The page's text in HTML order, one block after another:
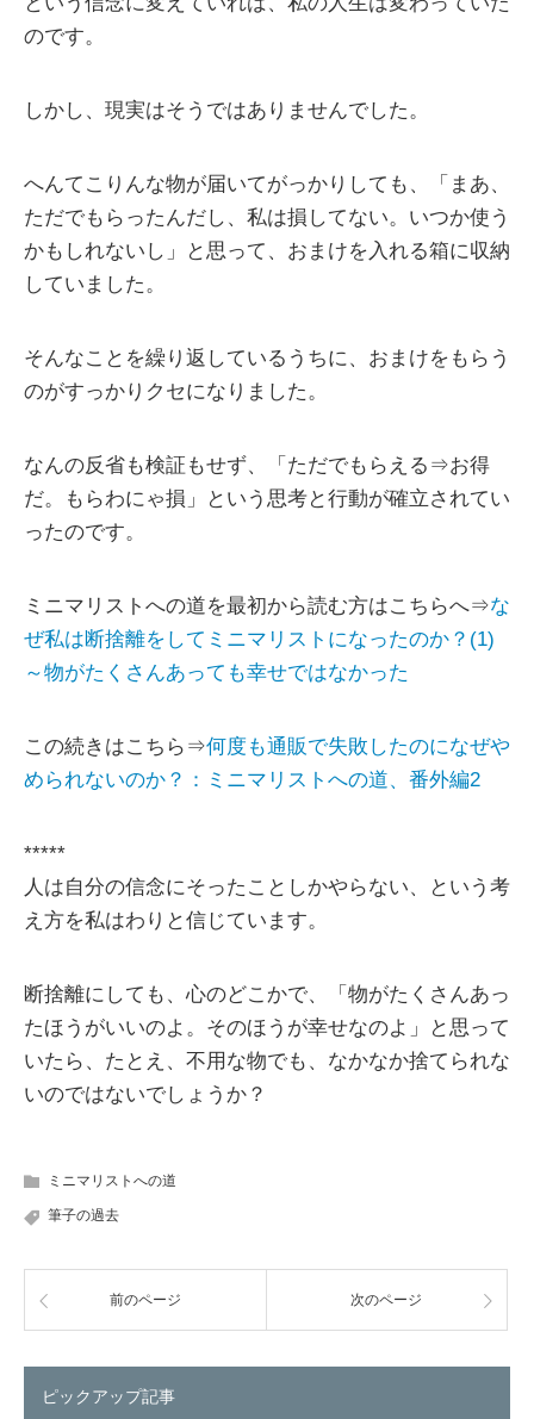
のです。
しかし、現実はそうではありませんでした。
へんてこりんな物が届いてがっかりしても、「まあ、
ただでもらったんだし、私は損してない。いつか使う
かもしれないし」と思って、おまけを入れる箱に収納
していました。
そんなことを繰り返しているうちに、おまけをもらう
のがすっかりクセになりました。
なんの反省も検証もせず、「ただでもらえる⇒お得
だ。もらわにゃ損」という思考と行動が確立されてい
ったのです。
ミニマリストへの道を最初から読む方はこちらへ⇒な
ぜ私は断捨離をしてミニマリストになったのか？(1)
～物がたくさんあっても幸せではなかった
この続きはこちら⇒何度も通販で失敗したのになぜや
められないのか？：ミニマリストへの道、番外編2
*****
人は自分の信念にそったことしかやらない、という考
え方を私はわりと信じています。
断捨離にしても、心のどこかで、「物がたくさんあっ
たほうがいいのよ。そのほうが幸せなのよ」と思って
いたら、たとえ、不用な物でも、なかなか捨てられな
いのではないでしょうか？
ミニマリストへの道
筆子の過去
前のページ 次のページ
ピックアップ記事